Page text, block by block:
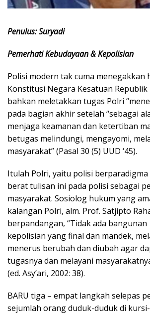
Penulus:Suryadi
Pemerhati Kebudayaan & Kepolisian
Polisi modern tak cuma menegakkan
Konstitusi Negara Kesatuan Republik
bahkan meletakkan tugas Polri
pada bagian akhir setelah “sebagai
menjaga keamanan dan ketertiban
betugas melindungi, mengayomi,
masyarakat” (Pasal 30 (5) UUD ‘45).
Itulah Polri, yaitu polisi
berat tulisan ini pada polisi sebagai
masyarakat. Sosiolog hukum yang
kalangan Polri, alm. Prof. Satjipto
berpandangan, “Tidak ada bangunan
kepolisian yang final dan mandek,
menerus berubah dan diubah agar
tugasnya dan melayani
(ed. Asy’ari, 2002: 38).
BARU tiga – empat langkah selepas
sejumlah orang duduk-duduk di